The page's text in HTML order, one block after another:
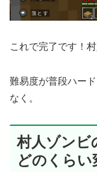
これで完了です！
難易度が普段ハー
なく。
村人ゾンビ
どのくら